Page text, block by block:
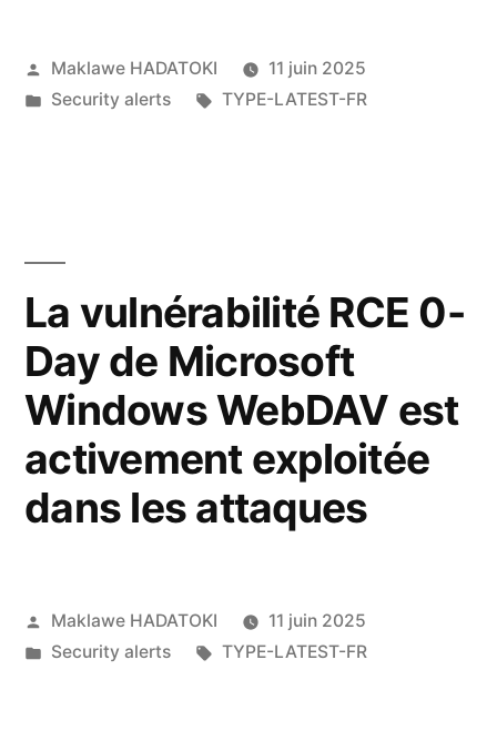
Maklawe HADATOKI
11 juin 2025
Security alerts
TYPE-LATEST-FR
La vulnérabilité RCE 0-
Day de Microsoft
Windows WebDAV est
activement exploitée
dans les attaques
Maklawe HADATOKI
11 juin 2025
Security alerts
TYPE-LATEST-FR